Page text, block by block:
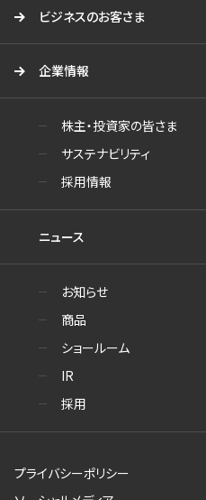
ビジネスのお客さま
企業情報
株主・投資家の皆さま
サステナビリティ
採用情報
ニュース
お知らせ
商品
ショールーム
IR
採用
プライバシーポリシー